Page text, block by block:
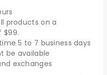
products on a
$99.
5 to 7 business days
be available
exchanges